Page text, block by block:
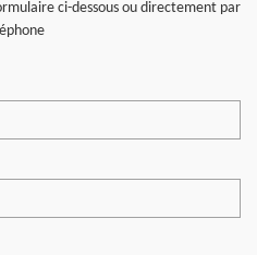
ci-dessous ou directement par